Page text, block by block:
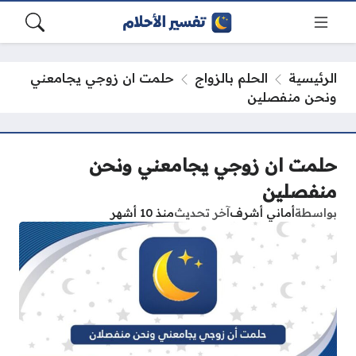
الرئيسية الحلم بالزواج
حلمت ان زوجي يجامعني
ونحن منفصلين
حلمت ان زوجي يجامعني ونحن
منفصلين
بواسطةأماني أشرفآخر تحديثمنذ 10 أشهر